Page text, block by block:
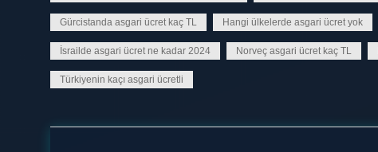
Gürcistanda asgari ücret kaç TL Hangi ülkelerde asgari ücret yok
İsrailde asgari ücret ne kadar 2024 Norveç asgari ücret kaç TL
Türkiyenin kaçı asgari ücretli